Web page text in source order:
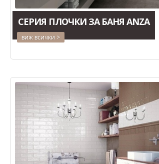
СЕРИЯ ПЛОЧКИ ЗА БАНЯ ANZA
виж всички >